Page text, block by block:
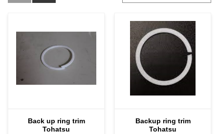
Back up ring trim
Tohatsu
Backup ring trim
Tohatsu